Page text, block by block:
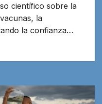
científico sobre la
la
la confianza…